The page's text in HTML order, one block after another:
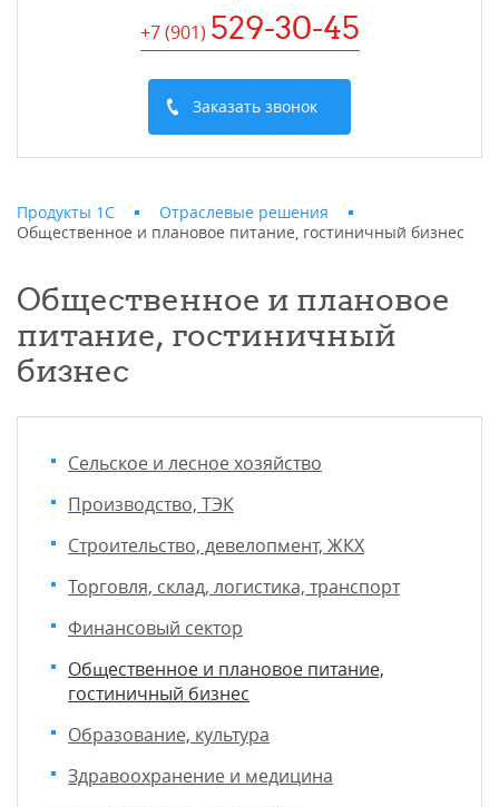
+7 (901) 529-30-45
Заказать звонок
Продукты 1С
Отраслевые решения
Общественное и плановое питание, гостиничный бизнес
Общественное и плановое
питание, гостиничный
бизнес
Сельское и лесное хозяйство
Производство, ТЭК
Строительство, девелопмент, ЖКХ
Торговля, склад, логистика, транспорт
Финансовый сектор
Общественное и плановое питание,
гостиничный бизнес
Образование, культура
Здравоохранение и медицина